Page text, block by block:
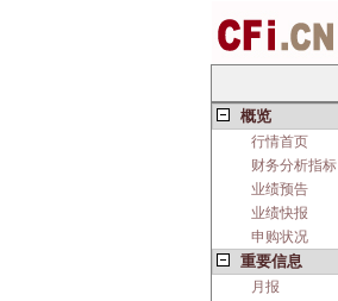
概览
行情首页
财务分析指标
业绩预告
业绩快报
申购状况
重要信息
月报